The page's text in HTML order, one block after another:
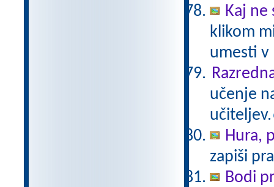
Kaj ne
klikom
umesti v
učenje
učiteljev.
Hura,
zapiši
Bodi